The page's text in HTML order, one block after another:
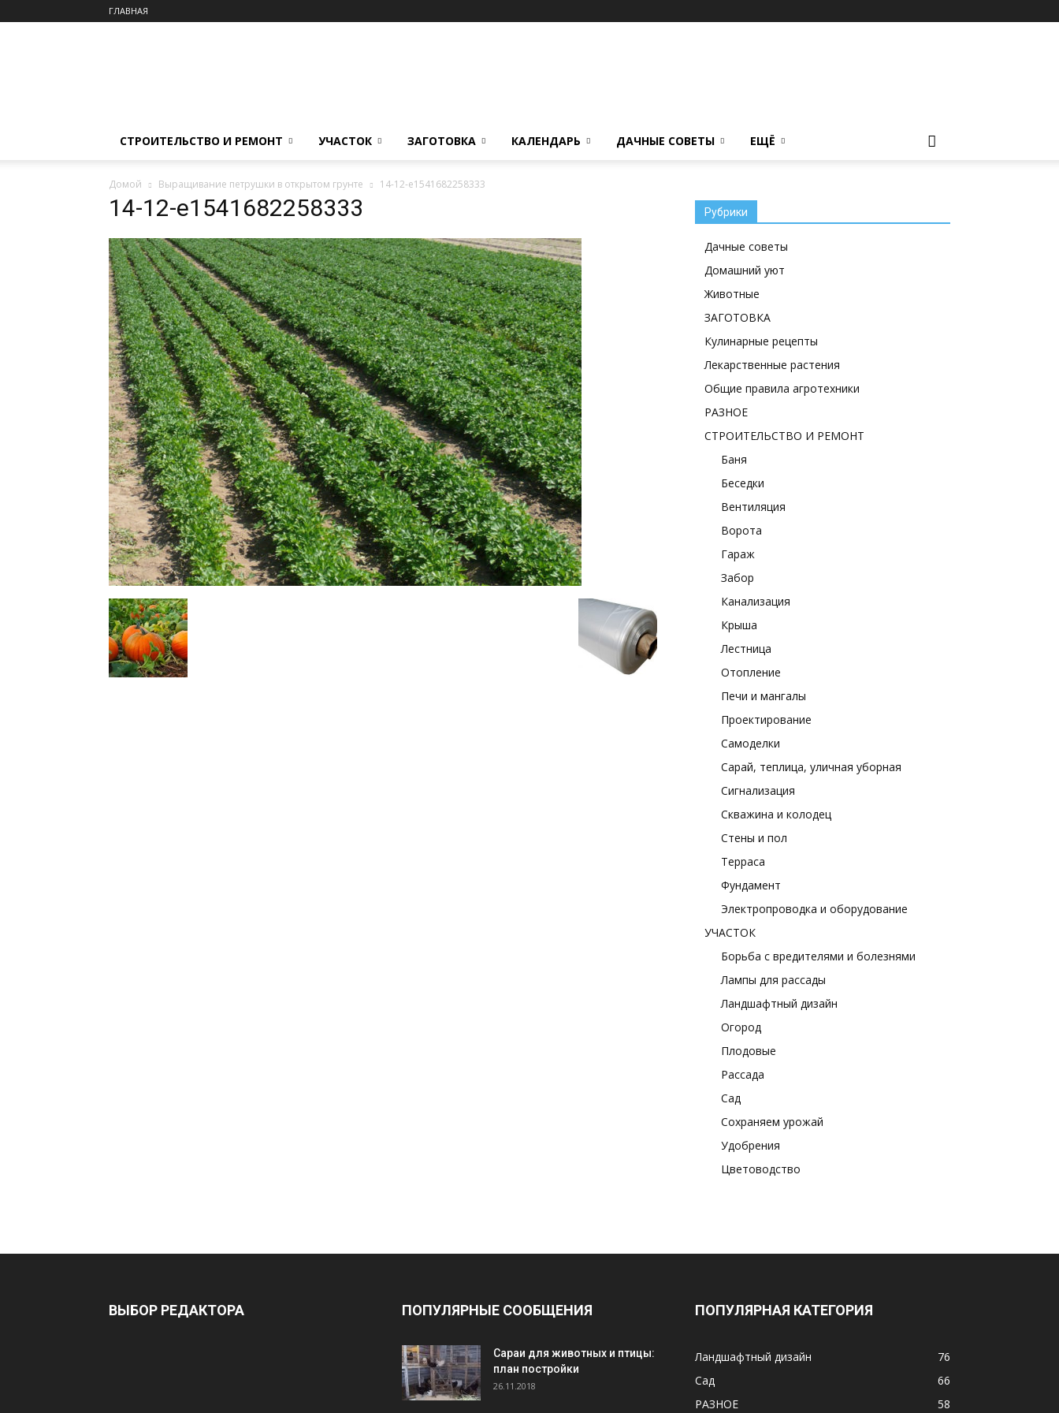
ГЛАВНАЯ
СТРОИТЕЛЬСТВО И РЕМОНТ УЧАСТОК ЗАГОТОВКА КАЛЕНДАРЬ ДАЧНЫЕ СОВЕТЫ ЕЩЁ
Домой Выращивание петрушки в открытом грунте 14-12-e1541682258333
14-12-e1541682258333 Рубрики
Дачные советы
Домашний уют
Животные
ЗАГОТОВКА
Кулинарные рецепты
Лекарственные растения
Общие правила агротехники
РАЗНОЕ
СТРОИТЕЛЬСТВО И РЕМОНТ
Баня
Беседки
Вентиляция
Ворота
Гараж
Забор
Канализация
Крыша
Лестница
Отопление
Печи и мангалы
Проектирование
Самоделки
Сарай, теплица, уличная уборная
Сигнализация
Скважина и колодец
Стены и пол
Терраса
Фундамент
Электропроводка и оборудование
УЧАСТОК
Борьба с вредителями и болезнями
Лампы для рассады
Ландшафтный дизайн
Огород
Плодовые
Рассада
Сад
Сохраняем урожай
Удобрения
Цветоводство
ВЫБОР РЕДАКТОРА ПОПУЛЯРНЫЕ СООБЩЕНИЯ
Cараи для животных и птицы:
план постройки
26.11.2018
ПОПУЛЯРНАЯ КАТЕГОРИЯ
Ландшафтный дизайн
76
Сад
66
РАЗНОЕ
58